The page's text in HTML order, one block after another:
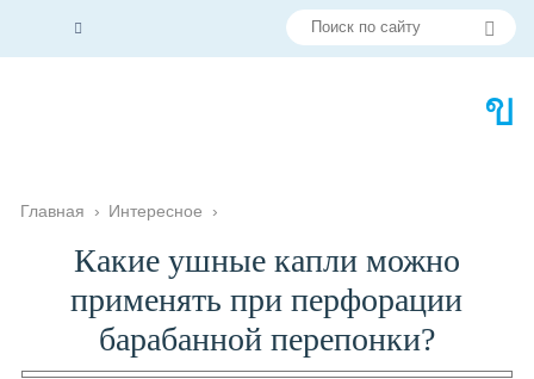
Главная › Интересное ›
Какие ушные капли можно
применять при перфорации
барабанной перепонки?